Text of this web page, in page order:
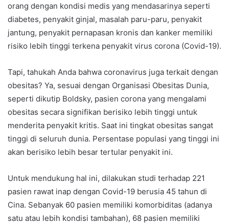
orang dengan kondisi medis yang mendasarinya seperti
diabetes, penyakit ginjal, masalah paru-paru, penyakit
jantung, penyakit pernapasan kronis dan kanker memiliki
risiko lebih tinggi terkena penyakit virus corona (Covid-19).
Tapi, tahukah Anda bahwa coronavirus juga terkait dengan
obesitas? Ya, sesuai dengan Organisasi Obesitas Dunia,
seperti dikutip Boldsky, pasien corona yang mengalami
obesitas secara signifikan berisiko lebih tinggi untuk
menderita penyakit kritis. Saat ini tingkat obesitas sangat
tinggi di seluruh dunia. Persentase populasi yang tinggi ini
akan berisiko lebih besar tertular penyakit ini.
Untuk mendukung hal ini, dilakukan studi terhadap 221
pasien rawat inap dengan Covid-19 berusia 45 tahun di
Cina. Sebanyak 60 pasien memiliki komorbiditas (adanya
satu atau lebih kondisi tambahan), 68 pasien memiliki